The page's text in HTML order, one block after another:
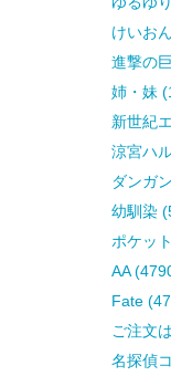
けいお
進撃の
姉・妹
新世紀
涼宮ハ
ダンガ
幼馴染
ポケッ
AA
Fate
ご注文
名探偵